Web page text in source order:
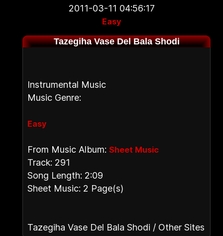
2011-03-11 04:56:17
Easy
Tazegiha Vase Del Bala Shodi
Instrumental Music
Music Genre:
Easy
From Music Album: Sheet Music
Track: 291
Song Length: 2:09
Sheet Music: 2 Page(s)
Tazegiha Vase Del Bala Shodi / Other Sites